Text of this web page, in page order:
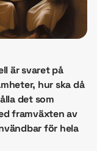
är svaret på
hur ska då
det som
framväxten av
för hela